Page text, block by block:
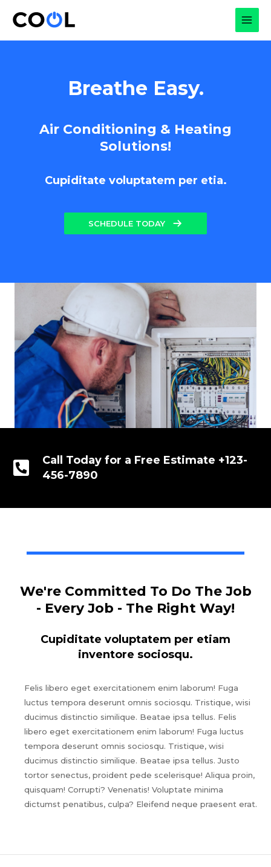
Breathe Easy.
Air Conditioning & Heating
Solutions!
Cupiditate voluptatem per etia.
SCHEDULE TODAY
Call Today for a Free Estimate +123-
456-7890
We're Committed To Do The Job
- Every Job - The Right Way!
Cupiditate voluptatem per etiam
inventore sociosqu.
Felis libero eget exercitationem enim laborum! Fuga
luctus tempora deserunt omnis sociosqu. Tristique, wisi
ducimus distinctio similique. Beatae ipsa tellus. Felis
libero eget exercitationem enim laborum! Fuga luctus
tempora deserunt omnis sociosqu. Tristique, wisi
ducimus distinctio similique. Beatae ipsa tellus. Justo
tortor senectus, proident pede scelerisque! Aliqua proin,
quisquam! Corrupti? Venenatis! Voluptate minima
dictumst penatibus, culpa? Eleifend neque praesent erat.